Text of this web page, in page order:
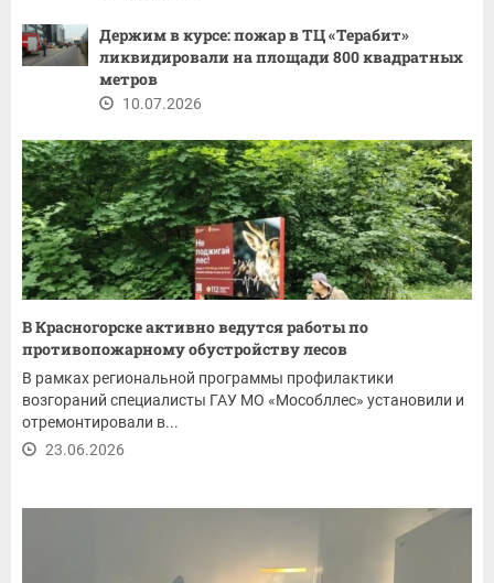
Держим в курсе: пожар в ТЦ «Терабит»
ликвидировали на площади 800 квадратных
метров
10.07.2026
В Красногорске активно ведутся работы по
противопожарному обустройству лесов
В рамках региональной программы профилактики
возгораний специалисты ГАУ МО «Мособллес» установили и
отремонтировали в...
23.06.2026